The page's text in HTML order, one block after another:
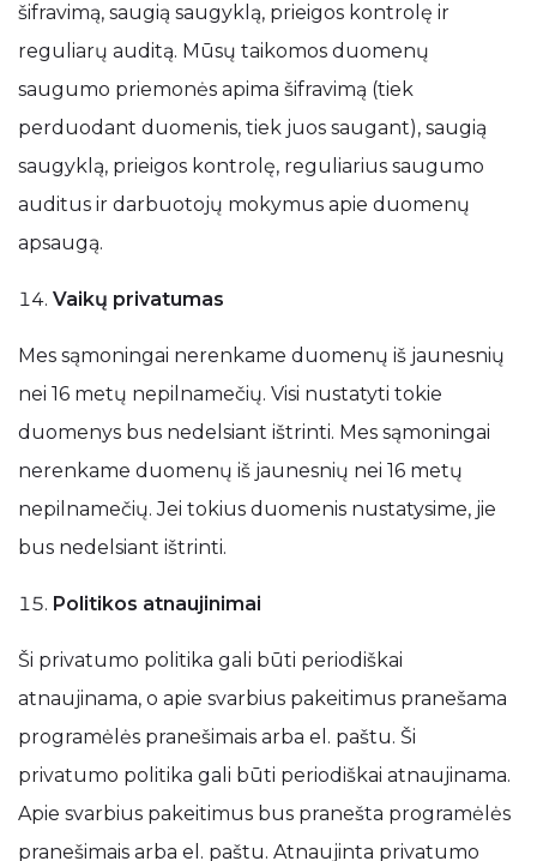
šifravimą, saugią saugyklą, prieigos kontrolę ir
reguliarų auditą. Mūsų taikomos duomenų
saugumo priemonės apima šifravimą (tiek
perduodant duomenis, tiek juos saugant), saugią
saugyklą, prieigos kontrolę, reguliarius saugumo
auditus ir darbuotojų mokymus apie duomenų
apsaugą.
Vaikų privatumas
Mes sąmoningai nerenkame duomenų iš jaunesnių
nei 16 metų nepilnamečių. Visi nustatyti tokie
duomenys bus nedelsiant ištrinti. Mes sąmoningai
nerenkame duomenų iš jaunesnių nei 16 metų
nepilnamečių. Jei tokius duomenis nustatysime, jie
bus nedelsiant ištrinti.
Politikos atnaujinimai
Ši privatumo politika gali būti periodiškai
atnaujinama, o apie svarbius pakeitimus pranešama
programėlės pranešimais arba el. paštu. Ši
privatumo politika gali būti periodiškai atnaujinama.
Apie svarbius pakeitimus bus pranešta programėlės
pranešimais arba el. paštu. Atnaujinta privatumo